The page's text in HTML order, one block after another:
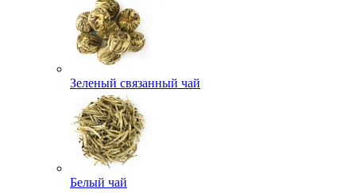
Зеленый связанный чай
Белый чай